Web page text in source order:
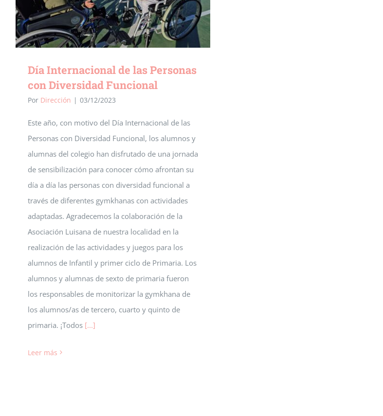
Día Internacional de las Personas
con Diversidad Funcional
Por Dirección | 03/12/2023
Este año, con motivo del Día Internacional de las
Personas con Diversidad Funcional, los alumnos y
alumnas del colegio han disfrutado de una jornada
de sensibilización para conocer cómo afrontan su
día a día las personas con diversidad funcional a
través de diferentes gymkhanas con actividades
adaptadas. Agradecemos la colaboración de la
Asociación Luisana de nuestra localidad en la
realización de las actividades y juegos para los
alumnos de Infantil y primer ciclo de Primaria. Los
alumnos y alumnas de sexto de primaria fueron
los responsables de monitorizar la gymkhana de
los alumnos/as de tercero, cuarto y quinto de
primaria. ¡Todos [...]
Leer más